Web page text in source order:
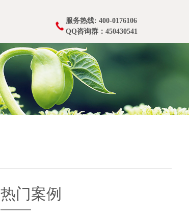
服务热线: 400-0176106
QQ咨询群：450430541
热门案例